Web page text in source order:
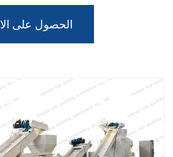
الحصول على